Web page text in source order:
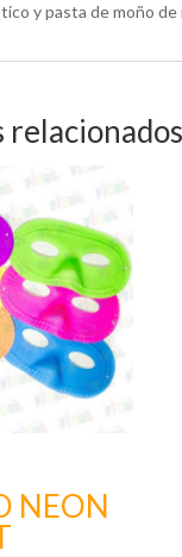
y pasta de moño de
relacionados
NEON